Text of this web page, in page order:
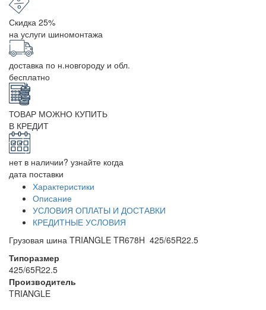
Скидка 25%
на услуги шиномонтажа
доставка по н.новгороду и обл.
бесплатно
ТОВАР МОЖНО КУПИТЬ
В КРЕДИТ
нет в наличии? узнайте когда
дата поставки
Характеристики
Описание
УСЛОВИЯ ОПЛАТЫ И ДОСТАВКИ
КРЕДИТНЫЕ УСЛОВИЯ
Грузовая шина TRIANGLE TR678H 425/65R22.5
Типоразмер
425/65R22.5
Производитель
TRIANGLE